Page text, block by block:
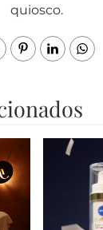
quiosco.